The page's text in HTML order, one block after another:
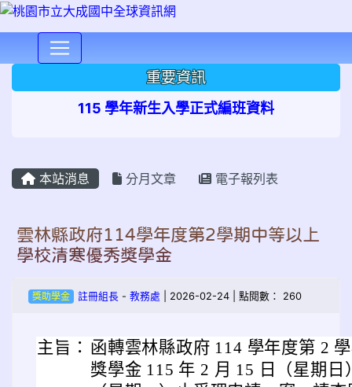
重要資訊
115 學年新生入學正式編班資料
本站消息 分月文章 電子報列表
雲林縣政府114學年度第2學期中等以上
學校清寒優秀獎學金
獎助學金 註冊組長- 教務處 | 2026-02-24 | 點閱數： 260
主旨： 函轉雲林縣政府 114 學年度第 2
獎學金 115 年 2 月 15 日（星期